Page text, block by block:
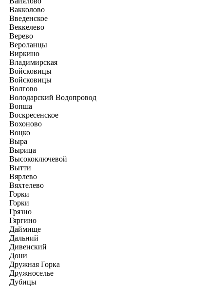
Вакколово
Введенское
Веккелево
Верево
Вероланцы
Виркино
Владимирская
Войсковицы
Войсковицы
Волгово
Володарский Водопровод
Вопша
Воскресенское
Вохоново
Воцко
Выра
Вырица
Высокоключевой
Вытти
Вярлево
Вяхтелево
Горки
Горки
Грязно
Гяргино
Даймище
Дальний
Дивенский
Дони
Дружная Горка
Дружноселье
Дубицы